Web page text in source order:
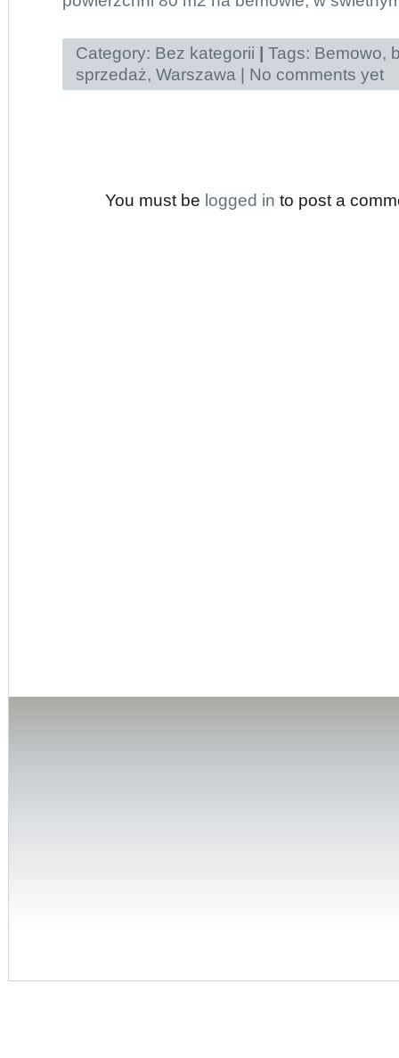
Category: Bez kategorii Tags: Bemowo,
sprzedaż, Warszawa No comments yet
You must be logged in to post a